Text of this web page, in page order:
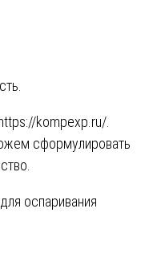
kompexp.ru/
сформулировать
оспаривания